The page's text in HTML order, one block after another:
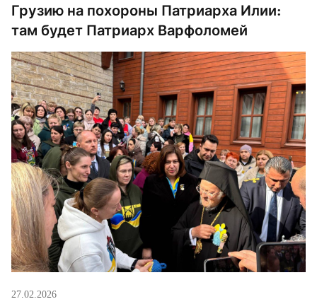
Грузию на похороны Патриарха Илии:
там будет Патриарх Варфоломей
27.02.2026